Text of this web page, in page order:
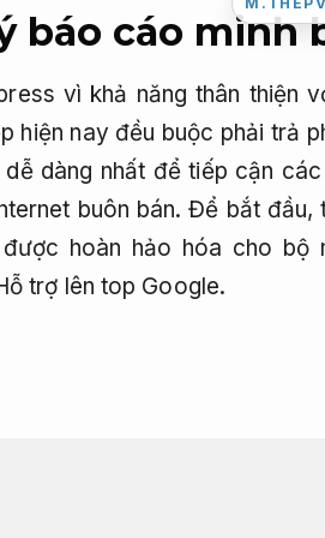
báo cáo minh
vì khả năng thân thiện
hiện nay đều buộc phải trả
dàng nhất để tiếp cận
buôn bán. Để bắt đầu,
hoàn hảo hóa cho bộ
trợ lên top Google.